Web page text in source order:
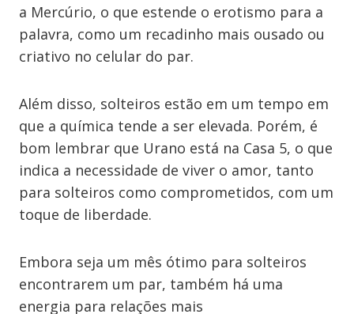
a Mercúrio, o que estende o erotismo para a
palavra, como um recadinho mais ousado ou
criativo no celular do par.
Além disso, solteiros estão em um tempo em
que a química tende a ser elevada. Porém, é
bom lembrar que Urano está na Casa 5, o que
indica a necessidade de viver o amor, tanto
para solteiros como comprometidos, com um
toque de liberdade.
Embora seja um mês ótimo para solteiros
encontrarem um par, também há uma
energia para relações mais